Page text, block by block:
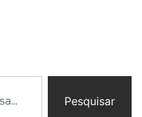
Pesquisar